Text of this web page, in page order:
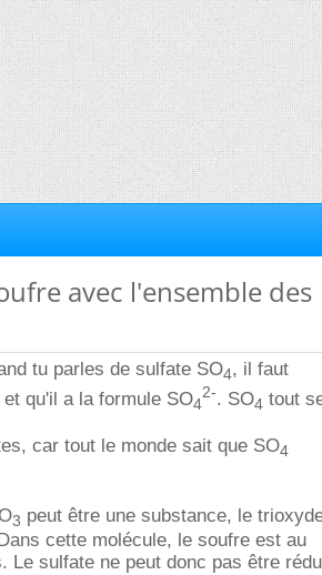
avec l'ensemble des
tu parles de sulfate SO4, il faut
qu'il a la formule SO4
2-. SO4 tout
car tout le monde sait que SO4
3 peut être une substance, le
cette molécule, le soufre est au
Le sulfate ne peut donc pas être